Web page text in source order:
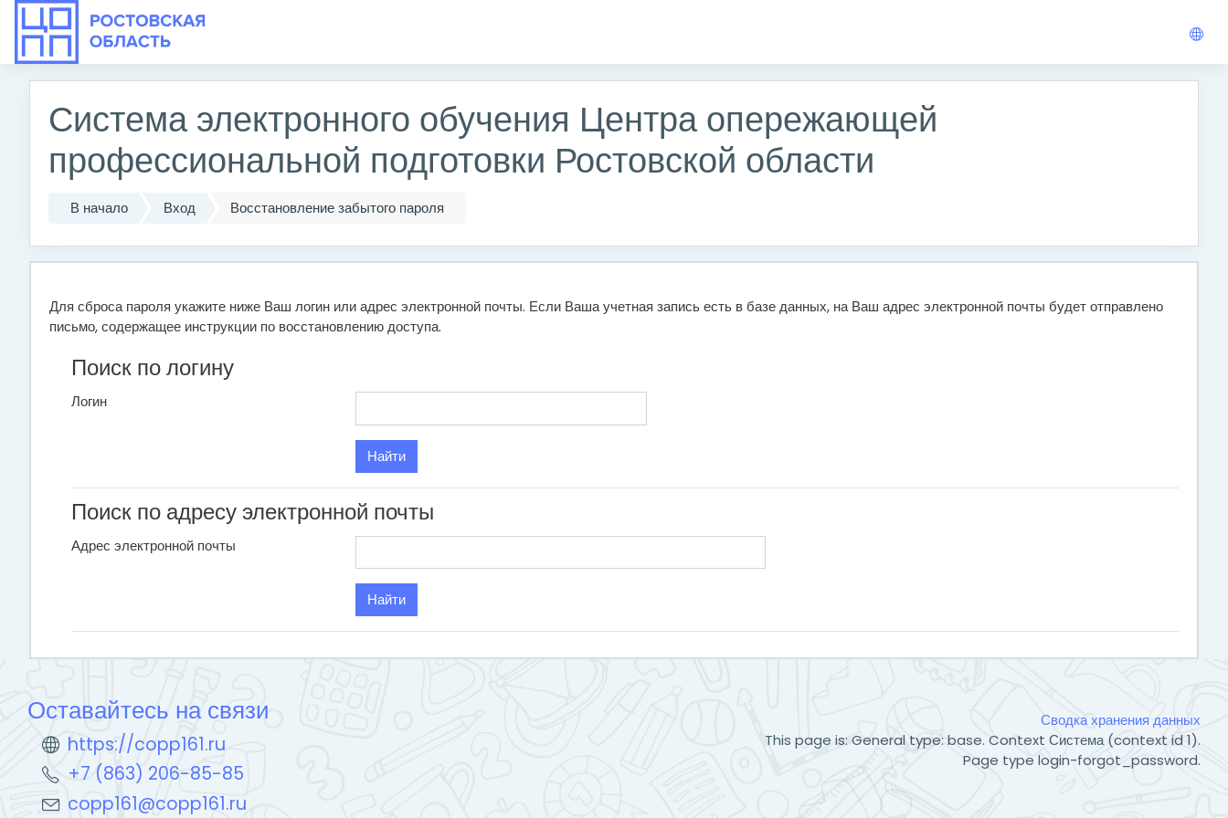
Перейти к основному содержанию
Система электронного обучения Центра опережающей
профессиональной подготовки Ростовской области
В начало Вход Восстановление забытого пароля
Для сброса пароля укажите ниже Ваш логин или адрес электронной почты. Если Ваша учетная запись есть в базе данных, на Ваш адрес электронной почты будет отправлено
письмо, содержащее инструкции по восстановлению доступа.
Поиск по логину
Логин
Поиск по адресу электронной почты
Адрес электронной почты
Оставайтесь на связи
https://copp161.ru
+7 (863) 206-85-85
copp161@copp161.ru
Сводка хранения данных
This page is: General type: base. Context Система (context id 1).
Page type login-forgot_password.